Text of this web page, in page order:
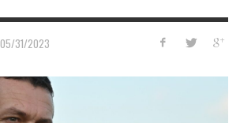
05/31/2023